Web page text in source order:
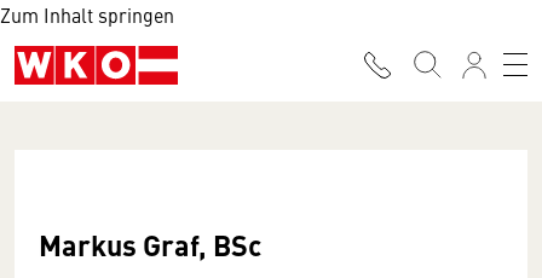
Zum Inhalt springen
Markus Graf, BSc